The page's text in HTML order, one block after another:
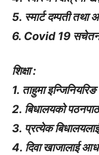
5. स्मार्ट दम्पती तथा
6. Covid 19 सचेतना
शिक्षा :
1. ताहुमा
2. बिधालयको
3. प्रत्येक
4. दिवा खाजालाई